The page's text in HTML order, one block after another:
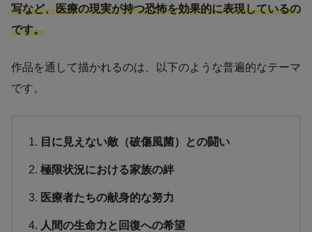
写など、医療の現実が持つ恐怖を効果的に表現しているの
です。
作品を通して描かれるのは、以下のような普遍的なテーマ
です。
目に見えない敵（破傷風菌）との闘い
極限状況における家族の絆
医療者たちの献身的な努力
人間の生命力と回復への希望